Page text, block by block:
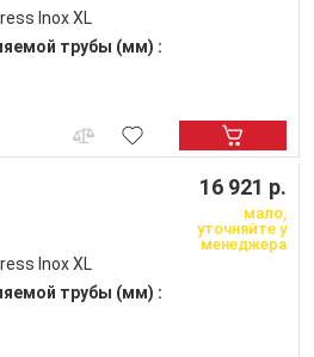
Inox XL
трубы (мм) :
Inox XL
трубы (мм) :
16 921 р.
мало,
уточняйте у
менеджера